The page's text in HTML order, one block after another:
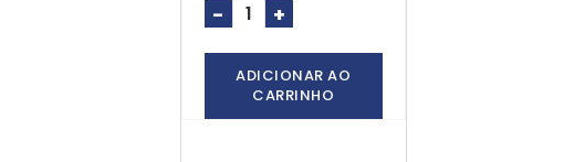
- +
ADICIONAR AO
CARRINHO